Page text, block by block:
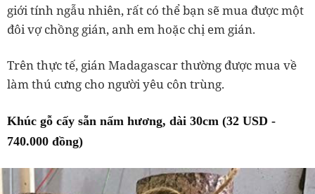
giới tính ngẫu nhiên, rất có thể bạn sẽ mua được một
đôi vợ chồng gián, anh em hoặc chị em gián.
Trên thực tế, gián Madagascar thường được mua về
làm thú cưng cho người yêu côn trùng.
Khúc gỗ cấy sẵn nấm hương, dài 30cm (32 USD -
740.000 đồng)